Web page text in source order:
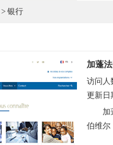
> 银行
加蓬
访问人
更新日
加
伯维尔